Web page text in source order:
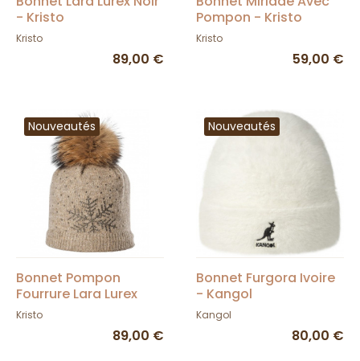
- Kristo
Kristo
89,00 €
Pompon - Kristo
Kristo
59,00 €
Nouveautés
Bonnet Pompon
Fourrure Lara Lurex
Taupe - Kristo
Kristo
89,00 €
Nouveautés
Bonnet Furgora Ivoire
- Kangol
Kangol
80,00 €